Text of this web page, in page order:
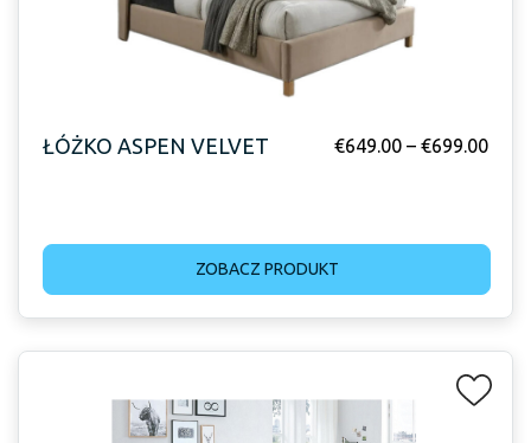
ŁÓŻKO ASPEN VELVET €649.00 – €699.00
ZOBACZ PRODUKT